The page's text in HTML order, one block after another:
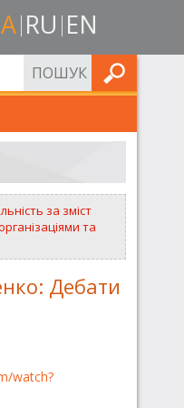
RU EN
ШУКАТИ
за зміст
та
Дебати
watch?